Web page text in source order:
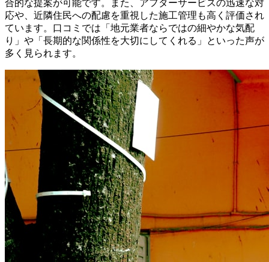
合的な提案が可能です。また、アフターサービスの迅速な対
応や、近隣住民への配慮を重視した施工管理も高く評価され
ています。口コミでは「地元業者ならではの細やかな気配
り」や「長期的な関係性を大切にしてくれる」といった声が
多く見られます。